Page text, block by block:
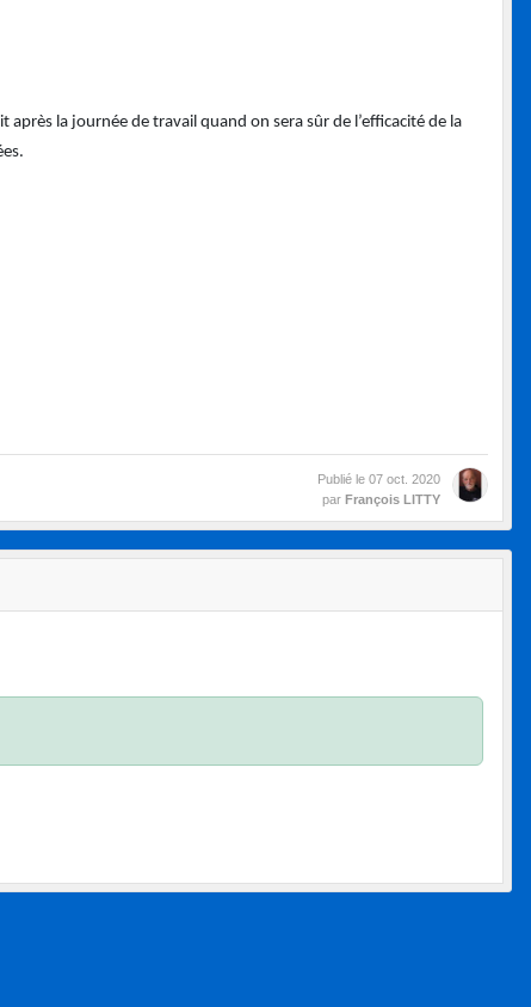
la journée de travail quand on sera sûr de l’efficacité de la
Publié le 07 oct. 2020
par François LITTY